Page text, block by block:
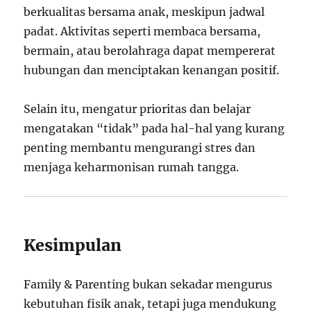
berkualitas bersama anak, meskipun jadwal
padat. Aktivitas seperti membaca bersama,
bermain, atau berolahraga dapat mempererat
hubungan dan menciptakan kenangan positif.
Selain itu, mengatur prioritas dan belajar
mengatakan “tidak” pada hal-hal yang kurang
penting membantu mengurangi stres dan
menjaga keharmonisan rumah tangga.
Kesimpulan
Family & Parenting bukan sekadar mengurus
kebutuhan fisik anak, tetapi juga mendukung